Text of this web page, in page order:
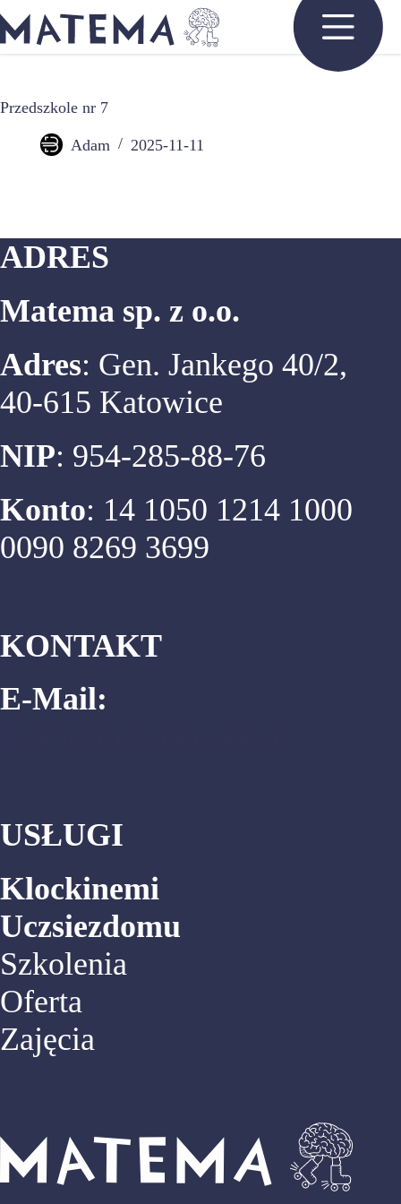
do
treści
Przedszkole nr 7
Adam 2025-11-11
ADRES
Matema sp. z o.o.
Adres: Gen. Jankego 40/2,
40-615 Katowice
NIP: 954-285-88-76
Konto: 14 1050 1214 1000
0090 8269 3699
KONTAKT
E-Mail:
USŁUGI
Klockinemi
Uczsiezdomu
Szkolenia
Oferta
Zajęcia